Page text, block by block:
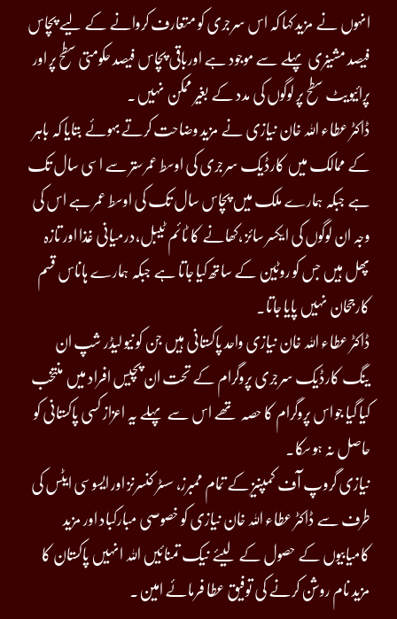
‏انہوں نے مزید کہا کہ اس سرجری کو متعارف کروانے کے لیے پچاس
فیصد مشینری پہلے سے موجود ہے اورباقی پچاس فیصد حکومتی سطح پر اور
پرائیویٹ سطح پر لوگوں کی مدد کے بغیر ممکن نہیں۔
ڈاکٹر عطاء اللہ خان نیازی نے مزید وضاحت کرتےبہوئے بتایا کہ باہر
کے ممالک میں کارڈیک سرجری کی اوسط عمر ستر سے اسی سال تک
ہے جبکہ ہمارے ملک میں پچاس سال تک کی اوسط عمر ہے اس کی
وجہ ان لوگوں کی ایکسر سائز ،کھانے کا ٹائم ٹیبل،درمیانی غذا اور تازہ
پھل ہیں جس کو روٹین کے ساتھ کیا جاتا ہے جبکہ ہمارے ہاںاس قسم
کارجحان نہیں پایا جاتا۔
ڈاکٹر عطاء اللہ خان نیازی واحد پاکستانی ہیں جن کو نیو لیڈر شپ ان
ینگ کارڈیک سرجری پروگرام کے تحت ان پچیس افراد میں منتخب
کیا گیا جو اس پروگرام کا حصہ تھے اس سے پہلے یہ اعزاز کسی پاکستانی کو
حاصل نہ ہو سکا۔
نیازی گروپ آف کمپنیز کے تمام ممبرز، سسٹر کنسرنز اور ایسوسی ایٹس کی
طرف سے ڈاکٹر عطاء اللہ خان نیازی کو خصوصی مبارکباد اور مزید
کامیابیوں کے حصول کے لیئے نیک تمنائیں اللہ انہیں پاکستان کا
مزید نام روشن کرنے کی توفیق عطا فرمائے امین۔